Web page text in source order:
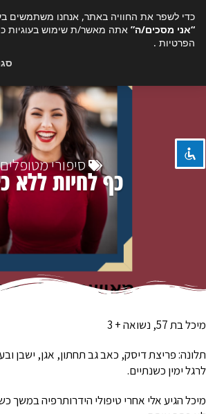
ניווט במקלדת
זום (הקטנה)
הגדלת גופן
brightness_high ניגודיות בהירה
font_download סמן קישורים
כדי לשפר את החוויה באתר, אנחנו משתמשים
“אני מסכים/ה” אתה מאשר/ת שימוש בעוגיות
הפרטיות .
סיפורי מטופלים
כף לחיות ללא
מיכל בת 57, נשואה + 3
תלונה: פריצת דיסק, כאב גב תחתון, אגן, ישבן
לרגל ימין כשנתיים.
מיכל הגיע אלי אחרי טיפולי הידרותרפיה